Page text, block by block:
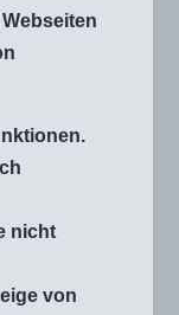
nicht
von